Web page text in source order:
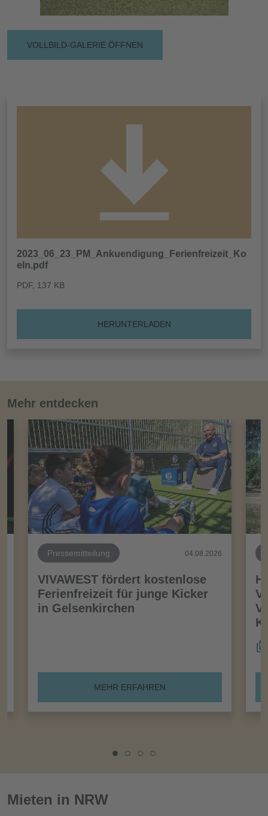
VOLLBILD-GALERIE ÖFFNEN
2023_06_23_PM_Ankuendigung_Ferienfreizeit_Ko
eln.pdf
PDF, 137 KB
HERUNTERLADEN
Mehr entdecken
Pressemitteilung 04.08.2026
VIVAWEST fördert kostenlose
Ferienfreizeit für junge Kicker
in Gelsenkirchen
MEHR ERFAHREN
Mieten in NRW